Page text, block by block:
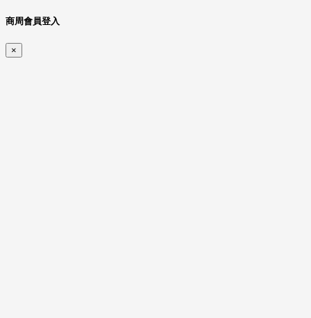
商周會員登入
×